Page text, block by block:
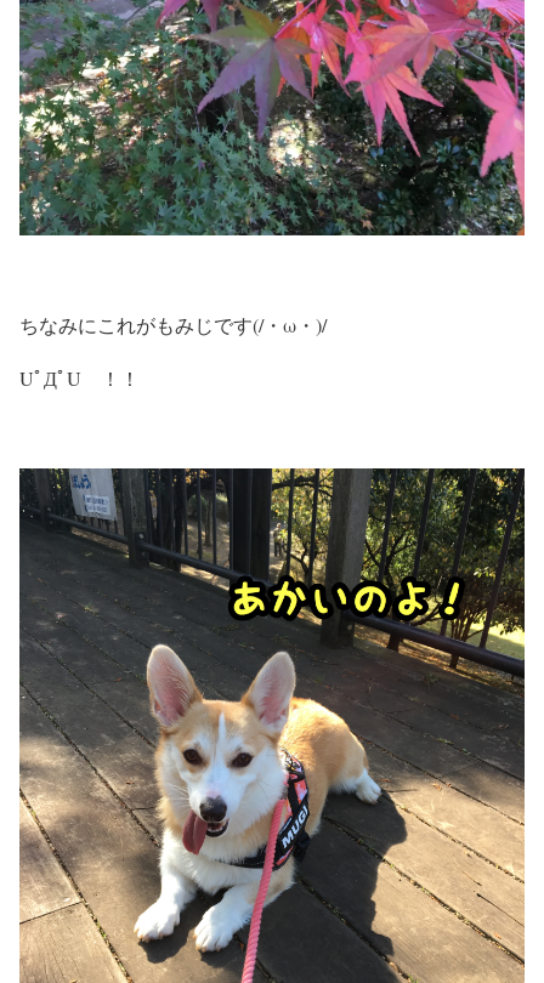
ちなみにこれがもみじです(/・ω・)/
UﾟДﾟU ！！